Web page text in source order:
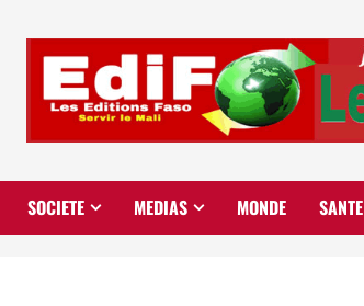
SOCIETE MEDIAS MONDE SANTE